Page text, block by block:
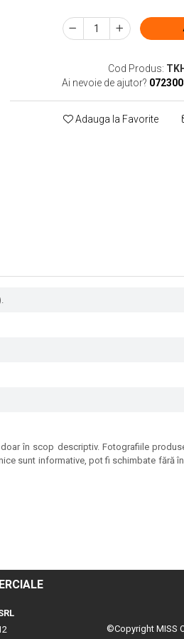
Cod Produs:
Ai nevoie de ajutor?
Adauga la Favorite
în scop descriptiv. Fotografiile
sunt informative, pot fi schimbate fără
©Copyright MISS